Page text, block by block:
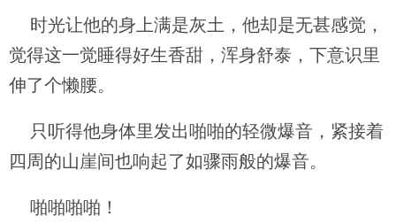
时光让他的身上满是灰土，他却是无甚感觉，
觉得这一觉睡得好生香甜，浑身舒泰，下意识里
伸了个懒腰。
只听得他身体里发出啪啪的轻微爆音，紧接着
四周的山崖间也响起了如骤雨般的爆音。
啪啪啪啪！